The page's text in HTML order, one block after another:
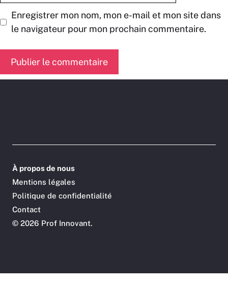
Enregistrer mon nom, mon e-mail et mon site dans
le navigateur pour mon prochain commentaire.
© 2026 Prof Innovant.
À propos de nous
Mentions légales
Politique de confidentialité
Contact